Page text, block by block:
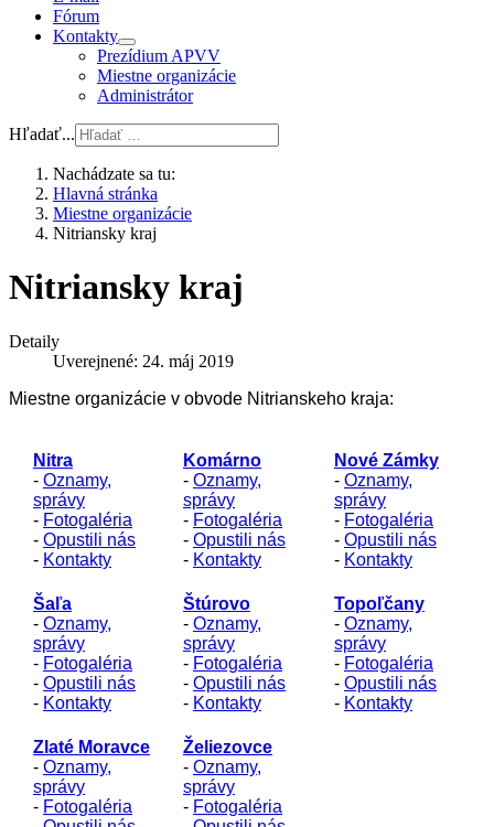
Fórum
Kontakty
Prezídium APVV
Miestne organizácie
Administrátor
Hľadať...
Nachádzate sa tu:
Hlavná stránka
Miestne organizácie
Nitriansky kraj
Nitriansky kraj
Detaily
Uverejnené: 24. máj 2019
Miestne organizácie v obvode Nitrianskeho kraja:
Nitra
- Oznamy,
správy
- Fotogaléria
- Opustili nás
- Kontakty
Komárno
- Oznamy,
správy
- Fotogaléria
- Opustili nás
- Kontakty
Nové Zámky
- Oznamy,
správy
- Fotogaléria
- Opustili nás
- Kontakty
Šaľa
- Oznamy,
správy
- Fotogaléria
- Opustili nás
- Kontakty
Štúrovo
- Oznamy,
správy
- Fotogaléria
- Opustili nás
- Kontakty
Topoľčany
- Oznamy,
správy
- Fotogaléria
- Opustili nás
- Kontakty
Zlaté Moravce
- Oznamy,
správy
- Fotogaléria
Želiezovce
- Oznamy,
správy
- Fotogaléria